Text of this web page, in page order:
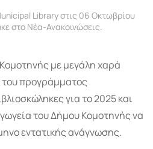
Library στις 06 Οκτωβρίου
στο Νέα-Ανακοινώσεις.
με μεγάλη χαρά
του προγράμματος
για το 2025 και
του Δήμου Κομοτηνής να
εντατικής ανάγνωσης.